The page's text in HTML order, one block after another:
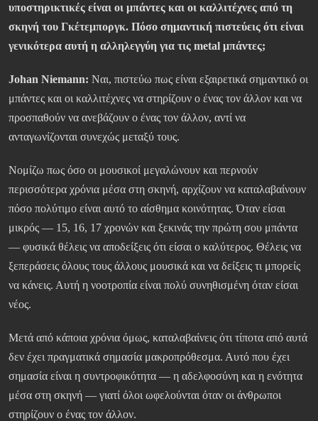
υποστηρικτικές είναι οι μπάντες και οι καλλιτέχνες από τη
σκηνή του Γκέτεμποργκ. Πόσο σημαντική πιστεύεις ότι είναι
γενικότερα αυτή η αλληλεγγύη για τις metal μπάντες;
Johan Niemann: Ναι, πιστεύω πως είναι εξαιρετικά σημαντικό οι
μπάντες και οι καλλιτέχνες να στηρίζουν ο ένας τον άλλον και να
προσπαθούν να ανεβάζουν ο ένας τον άλλον, αντί να
ανταγωνίζονται συνεχώς μεταξύ τους.
Νομίζω πως όσο οι μουσικοί μεγαλώνουν και περνούν
περισσότερα χρόνια μέσα στη σκηνή, αρχίζουν να καταλαβαίνουν
πόσο πολύτιμο είναι αυτό το αίσθημα κοινότητας. Όταν είσαι
μικρός — 15, 16, 17 χρονών και ξεκινάς την πρώτη σου μπάντα
— φυσικά θέλεις να αποδείξεις ότι είσαι ο καλύτερος. Θέλεις να
ξεπεράσεις όλους τους άλλους μουσικά και να δείξεις τι μπορείς
να κάνεις. Αυτή η νοοτροπία είναι πολύ συνηθισμένη όταν είσαι
νέος.
Μετά από κάποια χρόνια όμως, καταλαβαίνεις ότι τίποτα από αυτά
δεν έχει πραγματικά σημασία μακροπρόθεσμα. Αυτό που έχει
σημασία είναι η συντροφικότητα — η αδελφοσύνη και η ενότητα
μέσα στη σκηνή — γιατί όλοι ωφελούνται όταν οι άνθρωποι
στηρίζουν ο ένας τον άλλον.